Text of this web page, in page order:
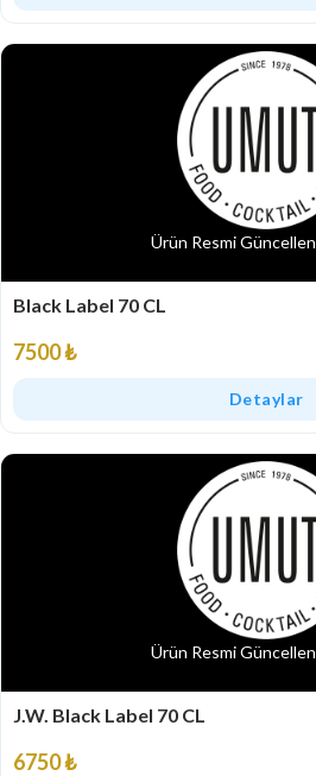
Ürün Resmi
Black Label 70 CL
7500 ₺
Detaylar
Ürün Resmi
J.W. Black Label 70 CL
6750 ₺